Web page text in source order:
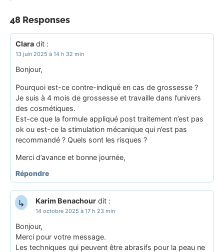
48 Responses
Clara dit :
13 juin 2025 à 14 h 32 min
Bonjour,
Pourquoi est-ce contre-indiqué en cas de grossesse ?
Je suis à 4 mois de grossesse et travaille dans l’univers
des cosmétiques.
Est-ce que la formule appliqué post traitement n’est pas
ok ou est-ce la stimulation mécanique qui n’est pas
recommandé ? Quels sont les risques ?
Merci d’avance et bonne journée,
Répondre
Karim Benachour dit :
14 octobre 2025 à 17 h 23 min
Bonjour,
Merci pour votre message.
Les techniques qui peuvent être abrasifs pour la peau ne